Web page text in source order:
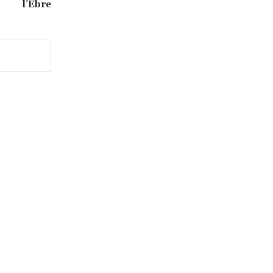
l’Ebre